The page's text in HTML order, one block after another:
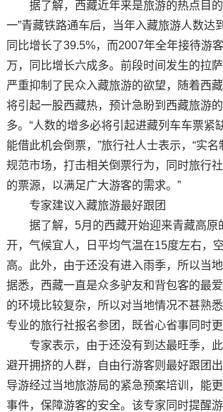
据了解，西藏近年来是旅游的热点目的
一”青藏铁路通车后，当年入藏旅游人数达
同比增长了39.5%，而2007年全年接待游
万，同比增长六成多。前段时间发生的拉萨
严重抑制了民众入藏旅游的欲望，随着西
将引起一股西藏热，预计急盼到西藏旅游
多。“人数的增多必将引起进藏列车车票紧
能借此机会倒票，”旅行社人士表示，“实名
规范市场，打击相关倒票行为，同时旅行
的票源，以满足广大游客的需求。”
专家建议入藏旅游最好跟团
据了解，5月的西藏开始迎来青藏高原
开，气候宜人，日平均气温在15度左右，
高。此外，由于还没有进入雨季，所以当地
据悉，西藏一直是众多驴友和背包客的最
的环境比较复杂，所以对当地情况不甚熟
专业的旅行社报名参团，既省心省事同时更
专家表示，由于还没有到达最旺季，此
避开拥挤的人群，自由行游客则最好跟团
导游经过当地旅游局的紧急预案培训，能
事件，保障游客的安全。该专家同时提醒